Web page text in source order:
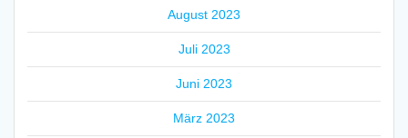
August 2023
Juli 2023
Juni 2023
März 2023